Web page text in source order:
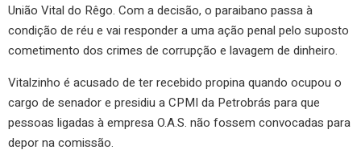
União Vital do Rêgo. Com a decisão, o paraibano passa à
condição de réu e vai responder a uma ação penal pelo suposto
cometimento dos crimes de corrupção e lavagem de dinheiro.
Vitalzinho é acusado de ter recebido propina quando ocupou o
cargo de senador e presidiu a CPMI da Petrobrás para que
pessoas ligadas à empresa O.A.S. não fossem convocadas para
depor na comissão.